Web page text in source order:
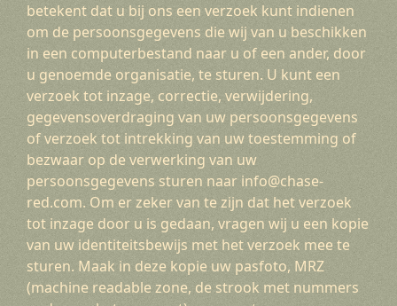
betekent dat u bij ons een verzoek kunt indienen
om de persoonsgegevens die wij van u beschikken
in een computerbestand naar u of een ander, door
u genoemde organisatie, te sturen. U kunt een
verzoek tot inzage, correctie, verwijdering,
gegevensoverdraging van uw persoonsgegevens
of verzoek tot intrekking van uw toestemming of
bezwaar op de verwerking van uw
persoonsgegevens sturen naar info@chase-
red.com. Om er zeker van te zijn dat het verzoek
tot inzage door u is gedaan, vragen wij u een kopie
van uw identiteitsbewijs met het verzoek mee te
sturen. Maak in deze kopie uw pasfoto, MRZ
(machine readable zone, de strook met nummers